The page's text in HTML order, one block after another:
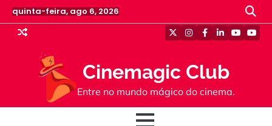
Skip
to
content
quinta-feira, ago 6, 2026
Cinemagic Club
Entre no mundo mágico do cinema.
TwitterInstagram
Facebook
Linkedin
Youtube